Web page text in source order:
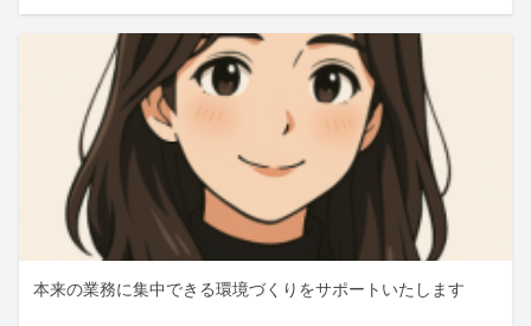
本来の業務に集中できる環境づくりをサポートいたします